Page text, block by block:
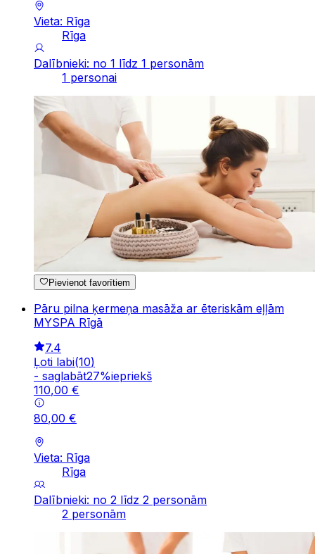
Vieta: Rīga
Rīga
Dalībnieki: no 1 līdz 1 personām
1 personai
Pievienot favorītiem
Pāru pilna ķermeņa masāža ar ēteriskām eļļām
MYSPA Rīgā
7.4
Ļoti labi(10)
- saglabāt27%iepriekš
110,00 €
80,00 €
Vieta: Rīga
Rīga
Dalībnieki: no 2 līdz 2 personām
2 personām